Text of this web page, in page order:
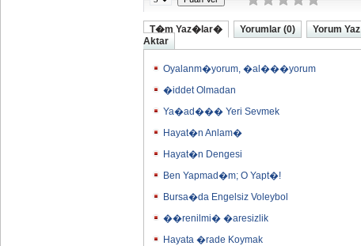
T�m Yaz�lar� Yorumlar (0) Yorum Yaz
Aktar
Oyalanm�yorum, �al���yorum
�iddet Olmadan
Ya�ad��� Yeri Sevmek
Hayat�n Anlam�
Hayat�n Dengesi
Ben Yapmad�m; O Yapt�!
Bursa�da Engelsiz Voleybol
��renilmi� �aresizlik
Hayata �rade Koymak